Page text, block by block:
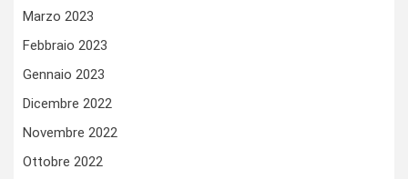
Marzo 2023
Febbraio 2023
Gennaio 2023
Dicembre 2022
Novembre 2022
Ottobre 2022